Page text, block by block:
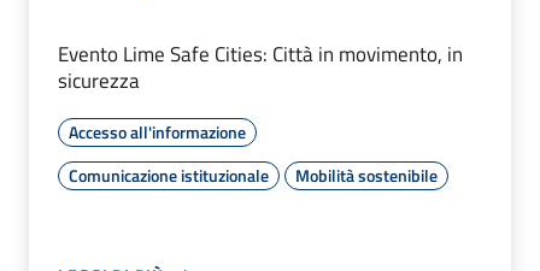
Evento Lime Safe Cities: Città in movimento, in
sicurezza
Accesso all'informazione
Comunicazione istituzionale
Mobilità sostenibile